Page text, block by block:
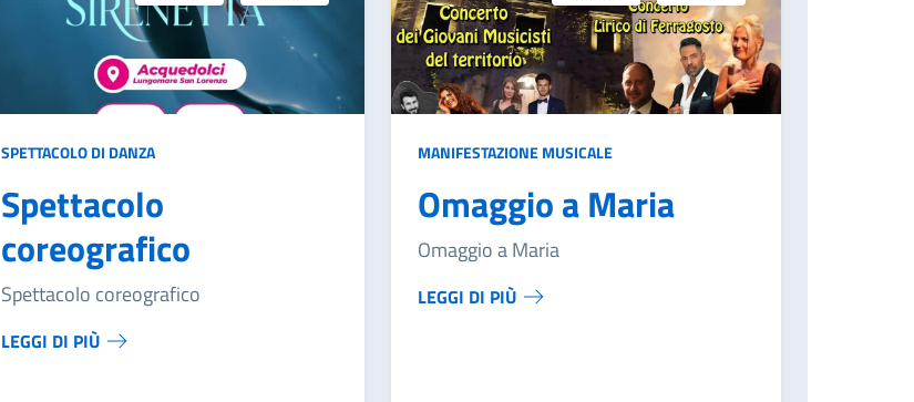
SPETTACOLO DI DANZA
Spettacolo
coreografico
Spettacolo coreografico
LEGGI DI PIÙ
MANIFESTAZIONE MUSICALE
Omaggio a Maria
Omaggio a Maria
LEGGI DI PIÙ